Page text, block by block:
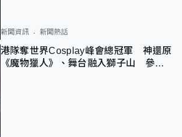
新聞資訊 新聞熱話
港隊奪世界Cosplay峰會總冠軍 神還原
《魔物獵人》、舞台融入獅子山 參賽